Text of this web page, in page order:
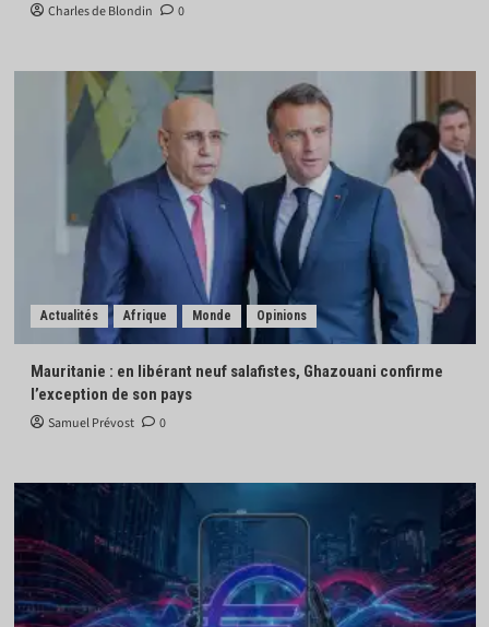
Charles de Blondin 0
Actualités Afrique Monde Opinions
Mauritanie : en libérant neuf salafistes, Ghazouani confirme
l’exception de son pays
Samuel Prévost 0